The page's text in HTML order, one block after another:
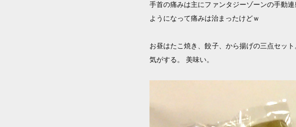
手首の痛みは主にファンタジーゾーンの手動
ようになって痛みは治まったけどｗ
お昼はたこ焼き、餃子、から揚げの三点セッ
気がする。 美味い。